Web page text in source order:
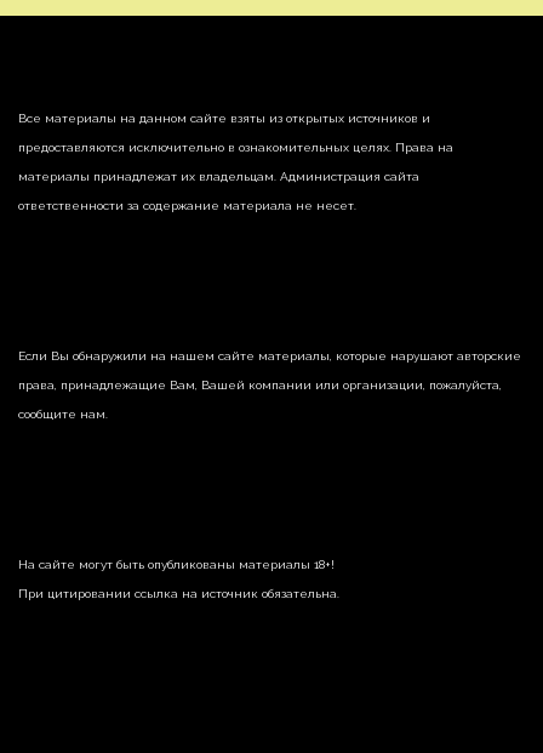
Все материалы на данном сайте взяты из открытых источников и
предоставляются исключительно в ознакомительных целях. Права на
материалы принадлежат их владельцам. Администрация сайта
ответственности за содержание материала не несет.
Если Вы обнаружили на нашем сайте материалы, которые нарушают авторские
права, принадлежащие Вам, Вашей компании или организации, пожалуйста,
сообщите нам.
На сайте могут быть опубликованы материалы 18+!
При цитировании ссылка на источник обязательна.